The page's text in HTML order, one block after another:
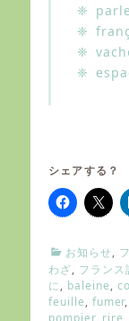
❈
❈
❈
❈
シェアする？
C
a
t
e
g
お知らせ,
わざ, フランス
に, baleine,
feuille, fumer,